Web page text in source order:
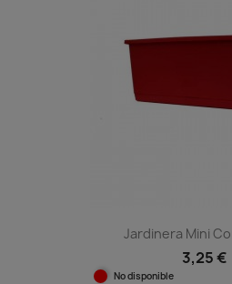
Jardinera Mini
3,25 €
No disponible